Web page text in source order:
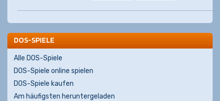
DOS-SPIELE
Alle DOS-Spiele
DOS-Spiele online spielen
DOS-Spiele kaufen
Am häufigsten heruntergeladen